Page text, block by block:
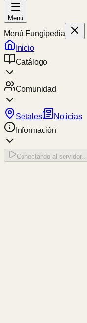
Menú
Menú Fungipedia
Inicio
Catálogo
Comunidad
Setales
Noticias
Información
Conectando al servidor...